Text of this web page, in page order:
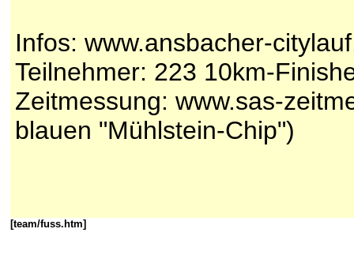
Infos: www.ansbacher-
Teilnehmer: 223 10km-
Zeitmessung: www.sas-
blauen "Mühlstein-Chip")
[team/fuss.htm]